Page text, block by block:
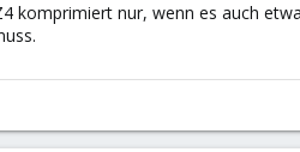
komprimiert nur, wenn es auch